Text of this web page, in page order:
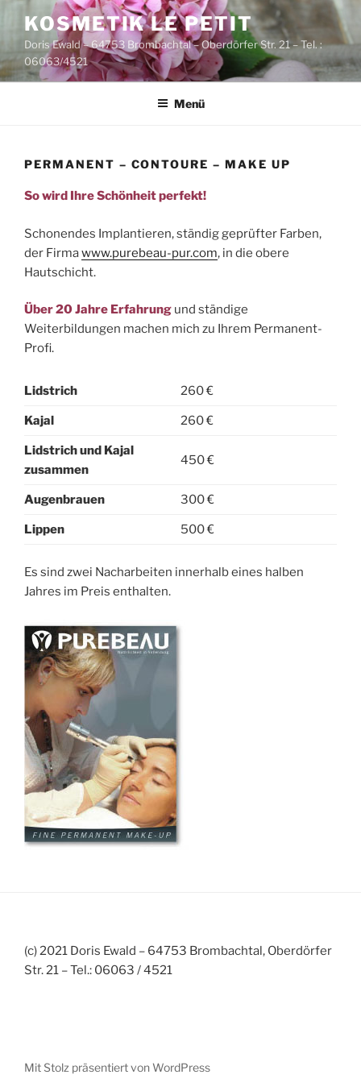
Zum
Inhalt
springen
KOSMETIK LE PETIT
Doris Ewald – 64753 Brombachtal – Oberdörfer Str. 21 – Tel. :
06063/4521
Menü
PERMANENT – CONTOURE – MAKE UP
So wird Ihre Schönheit perfekt!
Schonendes Implantieren, ständig geprüfter Farben,
der Firmawww.purebeau-pur.com, in die obere
Hautschicht.
Über 20 Jahre Erfahrung und ständige
Weiterbildungen machen mich zu Ihrem Permanent-
Profi.
Lidstrich 260 €
Kajal 260 €
Lidstrich und Kajal
zusammen
450 €
Augenbrauen 300 €
Lippen 500 €
Es sind zwei Nacharbeiten innerhalb eines halben
Jahres im Preis enthalten.
(c) 2021 Doris Ewald – 64753 Brombachtal, Oberdörfer
Str. 21 – Tel.: 06063 / 4521
Mit Stolz präsentiert von WordPress